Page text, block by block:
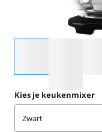
Kies je keukenmixer
Zwart